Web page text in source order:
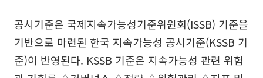
공시기준은 국제지속가능성기준위원회(ISSB) 기준을
기반으로 마련된 한국 지속가능성 공시기준(KSSB 기
준)이 반영된다. KSSB 기준은 지속가능성 관련 위험